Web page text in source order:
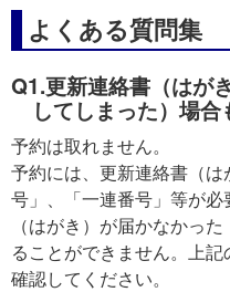
よくある質問集
Q1.更新連絡書（はが
してしまった）場合
予約は取れません。
予約には、更新連絡書（
号」、「一連番号」等が
（はがき）が届かなかっ
ることができません。上
確認してください。